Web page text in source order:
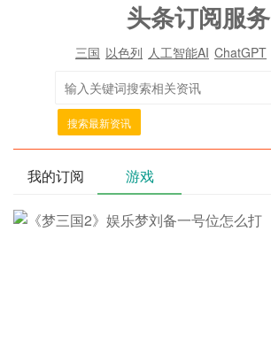
头条订阅服务
三国 以色列 人工智能AI ChatGPT
搜索最新资讯
我的订阅 游戏